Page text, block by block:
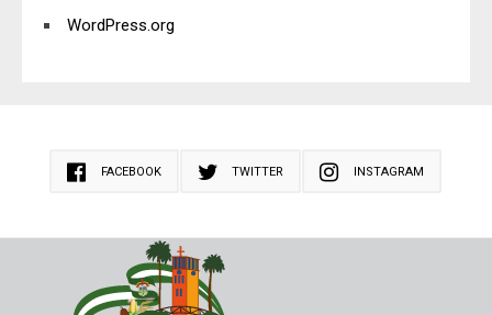
WordPress.org
FACEBOOK TWITTER INSTAGRAM